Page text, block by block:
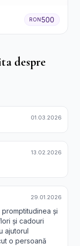
RON 500
despre
01.03.2026
13.02.2026
29.01.2026
și
și cadouri
ajutorul
o persoană